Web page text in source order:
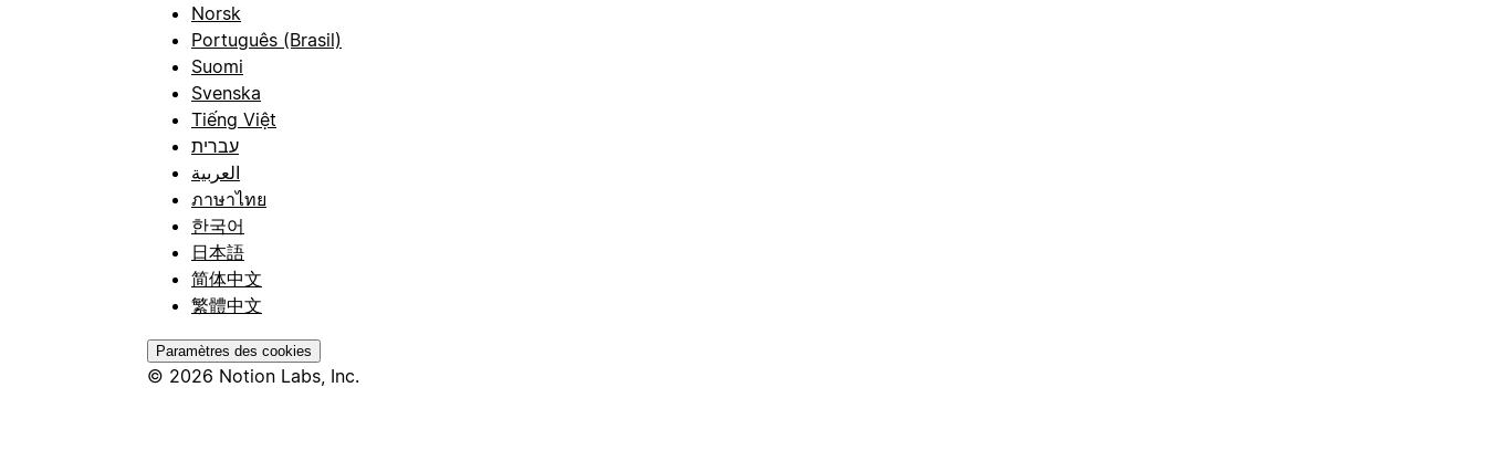
Norsk
Português (Brasil)
Suomi
Svenska
Tiếng Việt
עברית
العربية
ภาษาไทย
한국어
日本語
简体中文
繁體中文
Paramètres des cookies
© 2026 Notion Labs, Inc.